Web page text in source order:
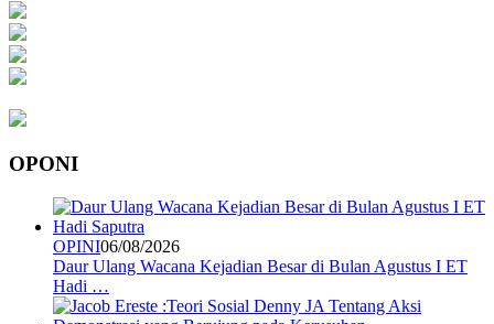
OPONI
OPINI06/08/2026
Daur Ulang Wacana Kejadian Besar di Bulan Agustus I ET
Hadi …